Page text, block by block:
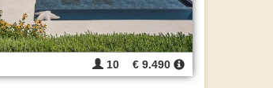
10 € 9.490